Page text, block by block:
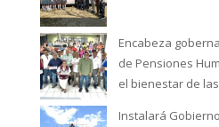
Encabeza
de Pensiones
el bienestar de
Instalará